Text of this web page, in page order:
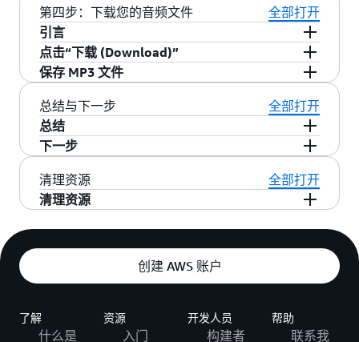
学习技术，我可以将文字转换为逼真的语音。无
论是创建有声读物、为视频配音，还是让您的应
用程序开口说话，都变得前所未有的简单。让我
们一起探索声音的无限可能吧！
点击按钮后，Polly 会在几秒钟内完成文本到
语音的转换。转换完成后，会自动开始播放。
现在，您可以清楚地听到 Zhiyu 用流畅、自然
的普通话读出您输入的文字。
第四步：下载您的音频文件
全部打开
引言
在线收听很棒，但通常我们需要将这个音频文件
保存下来用于其他地方。
点击“下载 (Download)”
在“Listen”按钮旁边，您会看到一个“下载
(Download)”按钮。点击它。
保存 MP3 文件
您的浏览器会开始下载一个 MP3 格式的音频文
件。您可以将其保存到您的电脑上，随时播放或
在您的项目中使用。
总结与下一步
全部打开
总结
恭喜您！您已经成功地使用 Amazon Polly 将一段
文字转换成了高质量的语音文件。您掌握了：
如何使用 Polly 控制台进行文本到语音的转
换。
如何选择不同的声音，特别是更高级的神经语
下一步
这仅仅是开始。接下来，您可以探索：
SSML 标签：通过使用简单的 SSML 标签（例
如 Hello!），您可以更精细地控制语音的语
速、音调和停顿，让声音更具表现力。
：对于开发者来说，可以通过调用
自己的应用程序中，实现动态内容的实时语音
播报。
清理资源
全部打开
清理资源
本教程的所有操作都在 Amazon Polly 的控制台中
即时完成，不涉及创建任何需要持续付费的资
本教程无需任何清理操作
创建 AWS 账户
了解
什么是
资源
入门
开发人员
构建者
帮助
联系我